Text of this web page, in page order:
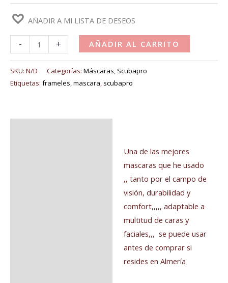
AÑADIR A MI LISTA DE DESEOS
- + AÑADIR AL CARRITO
SKU: N/D Categorías: Máscaras, Scubapro
Etiquetas: frameles,mascara, scubapro
Una de las mejores
mascaras que he usado
,, tanto por el campo de
visión, durabilidad y
comfort,,,,, adaptable a
multitud de caras y
faciales,,, se puede usar
antes de comprar si
resides en Almería